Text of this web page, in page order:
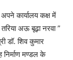
कार्यालय कक्ष में
अऊ बूढ़ा नरवा ”
डॉ. शिव कुमार
निर्माण मण्डल के